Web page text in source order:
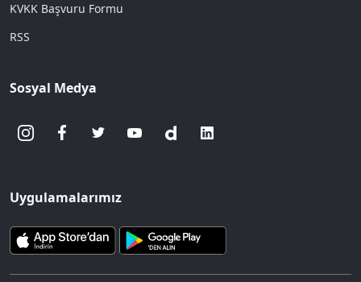
KVKK Başvuru Formu
RSS
Sosyal Medya
Uygulamalarımız